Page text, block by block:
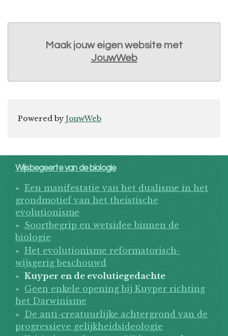
Maak jouw eigen website met
JouwWeb
Powered by JouwWeb
Wijsbegeerte van de biologie
Een manifestatie van het dualisme in het
grondmotief van het theïstische
evolutionisme
Soortbegrip en wetsidee binnen de
biologie
Het evolutionisme reformatorisch-
wijsgerig beschouwd
Kuyper en de evolutiegedachte
Geen enkele opening bij Kuyper richting
het Darwinisme
De anti-creatuurlijke achtergrond van de
progressieve gelijkheidsideologie